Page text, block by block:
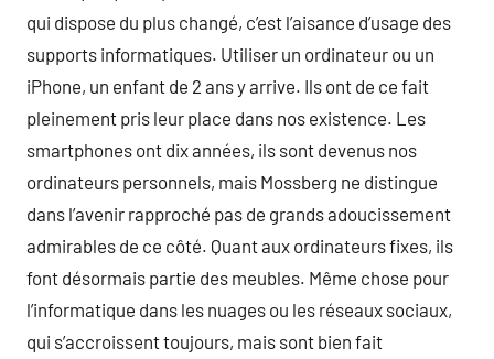
qui dispose du plus changé, c’est l’aisance d’usage des
supports informatiques. Utiliser un ordinateur ou un
iPhone, un enfant de 2 ans y arrive. Ils ont de ce fait
pleinement pris leur place dans nos existence. Les
smartphones ont dix années, ils sont devenus nos
ordinateurs personnels, mais Mossberg ne distingue
dans l’avenir rapproché pas de grands adoucissement
admirables de ce côté. Quant aux ordinateurs fixes, ils
font désormais partie des meubles. Même chose pour
l’informatique dans les nuages ou les réseaux sociaux,
qui s’accroissent toujours, mais sont bien fait